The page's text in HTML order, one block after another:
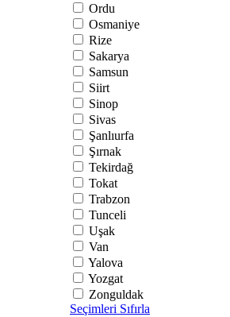
Ordu
Osmaniye
Rize
Sakarya
Samsun
Siirt
Sinop
Sivas
Şanlıurfa
Şırnak
Tekirdağ
Tokat
Trabzon
Tunceli
Uşak
Van
Yalova
Yozgat
Zonguldak
Seçimleri Sıfırla